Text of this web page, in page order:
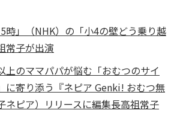
5時」（NHK）の「小4の壁どう乗り越
常子が出演
上のママパパが悩む「おむつのサイ
に寄り添う『ネピア Genki! おむつ無
ネピア）リリースに編集長高祖常子